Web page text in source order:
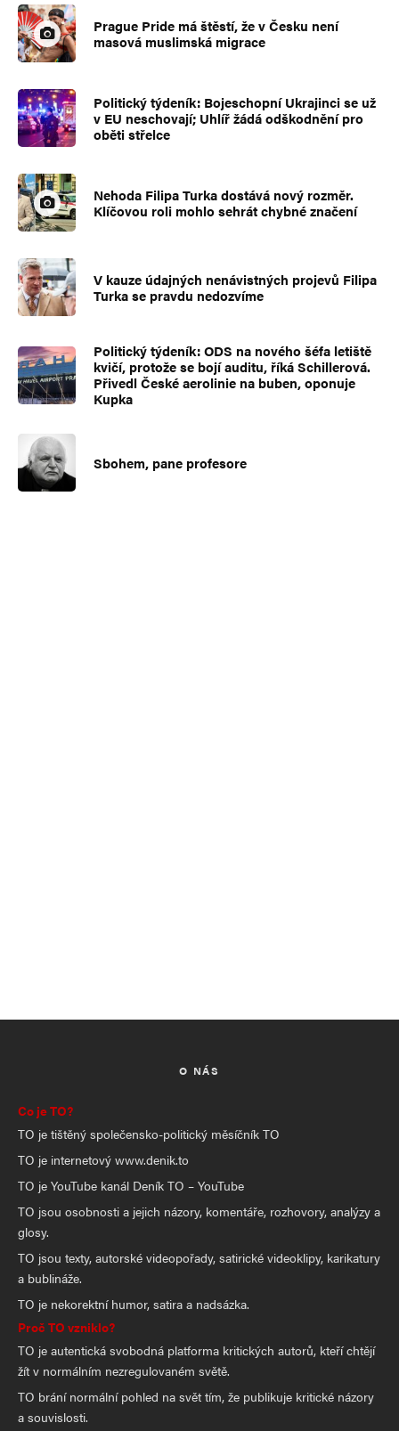
Prague Pride má štěstí, že v Česku není
masová muslimská migrace
Politický týdeník: Bojeschopní Ukrajinci se už
v EU neschovají; Uhlíř žádá odškodnění pro
oběti střelce
Nehoda Filipa Turka dostává nový rozměr.
Klíčovou roli mohlo sehrát chybné značení
V kauze údajných nenávistných projevů Filipa
Turka se pravdu nedozvíme
Politický týdeník: ODS na nového šéfa letiště
kvičí, protože se bojí auditu, říká Schillerová.
Přivedl České aerolinie na buben, oponuje
Kupka
Sbohem, pane profesore
O NÁS
Co je TO?
TO je tištěný společensko-politický měsíčník TO
TO je internetový www.denik.to
TO je YouTube kanál Deník TO – YouTube
TO jsou osobnosti a jejich názory, komentáře, rozhovory, analýzy a
glosy.
TO jsou texty, autorské videopořady, satirické videoklipy, karikatury
a bublináže.
TO je nekorektní humor, satira a nadsázka.
Proč TO vzniklo?
TO je autentická svobodná platforma kritických autorů, kteří chtějí
žít v normálním nezregulovaném světě.
TO brání normální pohled na svět tím, že publikuje kritické názory
a souvislosti.